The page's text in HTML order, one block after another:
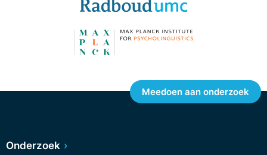
Meedoen aan onderzoek
Onderzoek